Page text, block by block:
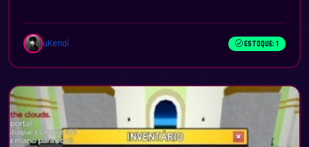
uKenai ESTOQUE: 1